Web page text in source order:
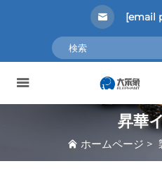
[email
昇華
ホームページ >